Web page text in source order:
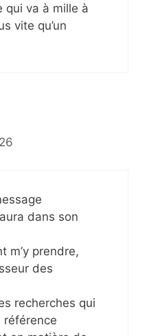
qui va à mille à
vite qu’un
dans son
m’y prendre,
des
recherches qui
référence